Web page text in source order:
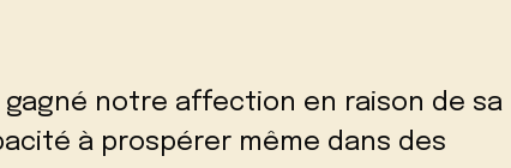
notre affection en raison de sa
à prospérer même dans des